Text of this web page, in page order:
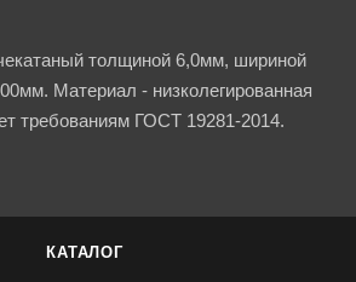
толщиной 6,0мм, шириной
Материал - низколегированная
требованиям ГОСТ 19281-2014.
КАТАЛОГ